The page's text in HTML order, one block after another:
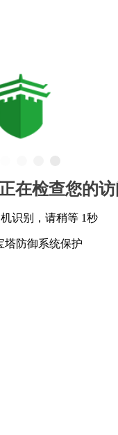
在检查您的访
识别，请稍等 1秒
塔防御系统保护